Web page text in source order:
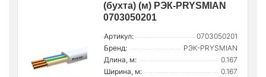
(бухта) (м) РЭК-PRYSMIAN
0703050201
Артикул:
0703050201
Бренд:
РЭК-PRYSMIAN
Длина, м:
0.167
Ширина, м:
0.167